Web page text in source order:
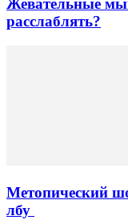
Жевательные
расслаблять?
Метопический
лбу